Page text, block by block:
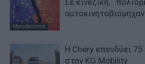
Manufacturers
Σε κινεζική…
Η Chery επενδύει
στην KG Mobility